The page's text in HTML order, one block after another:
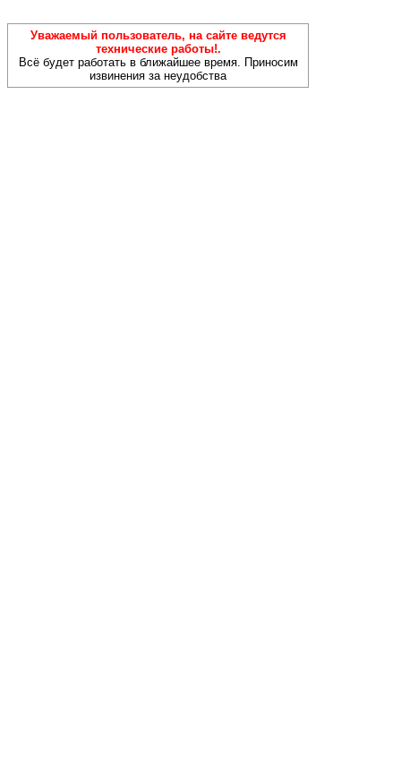
Уважаемый пользователь, на сайте ведутся
технические работы!.
Всё будет работать в ближайшее время. Приносим
извинения за неудобства